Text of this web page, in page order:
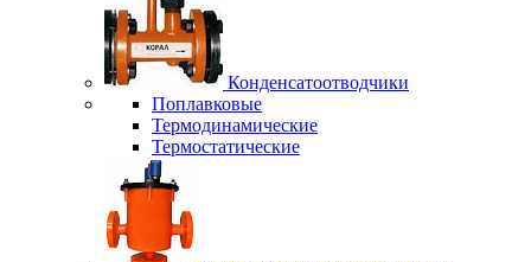
Конденсатоотводчики
Поплавковые
Термодинамические
Термостатические